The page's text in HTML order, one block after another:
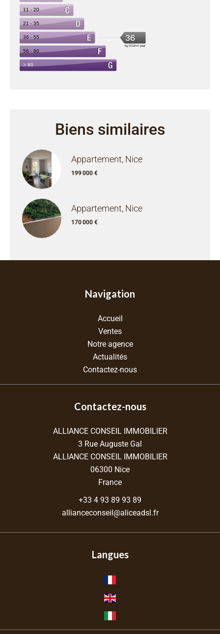
Biens similaires
Appartement, Nice
199 000 €
Appartement, Nice
170 000 €
Navigation
Accueil
Ventes
Notre agence
Actualités
Contactez-nous
Contactez-nous
ALLIANCE CONSEIL IMMOBILIER
3 Rue Auguste Gal
ALLIANCE CONSEIL IMMOBILIER
06300 Nice
France
+33 4 93 89 93 89
allianceconseil@aliceadsl.fr
Langues